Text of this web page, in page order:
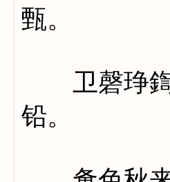
甄。
卫磬琤鍧
铅。